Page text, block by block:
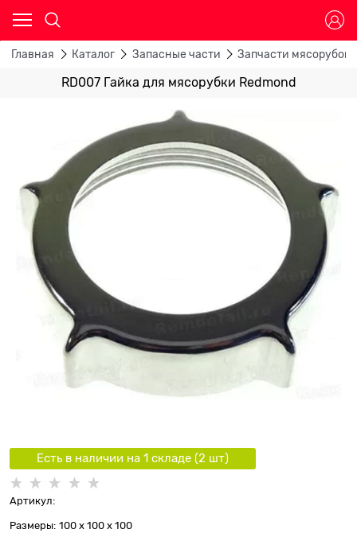
Главная Каталог Запасные части Запчасти мясорубок
RD007 Гайка для мясорубки Redmond
Есть в наличии на 1 складe (2 шт)
Артикул:
Размеры: 100 x 100 x 100